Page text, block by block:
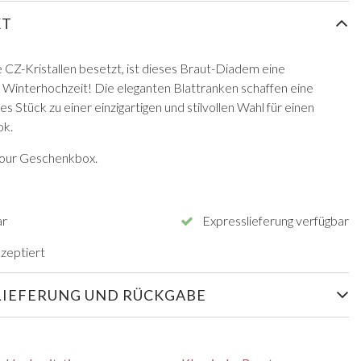
Kristallen besetzt, ist dieses Braut-Diadem eine
Die eleganten Blattranken schaffen eine
Stück zu einer einzigartigen und stilvollen Wahl für einen
Geschenkbox.
Expresslieferung verfügbar
UND RÜCKGABE